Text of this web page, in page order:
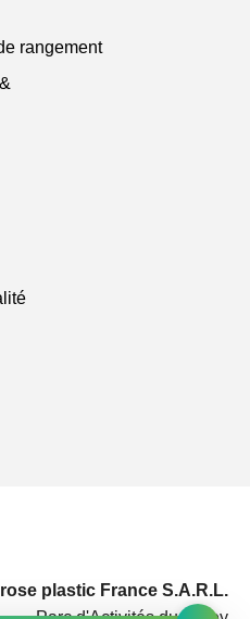
rose plastic France S.A.R.L.
rangement